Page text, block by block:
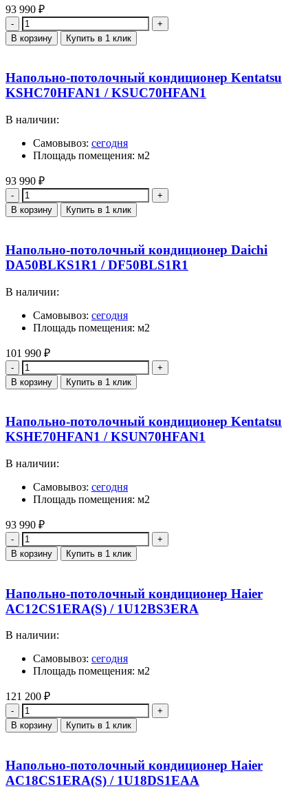
93 990 ₽
Количество
В корзину Купить в 1 клик
Напольно-потолочный кондиционер Kentatsu
KSHC70HFAN1 / KSUC70HFAN1
В наличии:
Самовывоз: сегодня
Площадь помещения: м2
93 990 ₽
Количество
В корзину Купить в 1 клик
Напольно-потолочный кондиционер Daichi
DA50BLKS1R1 / DF50BLS1R1
В наличии:
Самовывоз: сегодня
Площадь помещения: м2
101 990 ₽
Количество
В корзину Купить в 1 клик
Напольно-потолочный кондиционер Kentatsu
KSHE70HFAN1 / KSUN70HFAN1
В наличии:
Самовывоз: сегодня
Площадь помещения: м2
93 990 ₽
Количество
В корзину Купить в 1 клик
Напольно-потолочный кондиционер Haier
AC12CS1ERA(S) / 1U12BS3ERA
В наличии:
Самовывоз: сегодня
Площадь помещения: м2
121 200 ₽
Количество
В корзину Купить в 1 клик
Напольно-потолочный кондиционер Haier
AC18CS1ERA(S) / 1U18DS1EAA